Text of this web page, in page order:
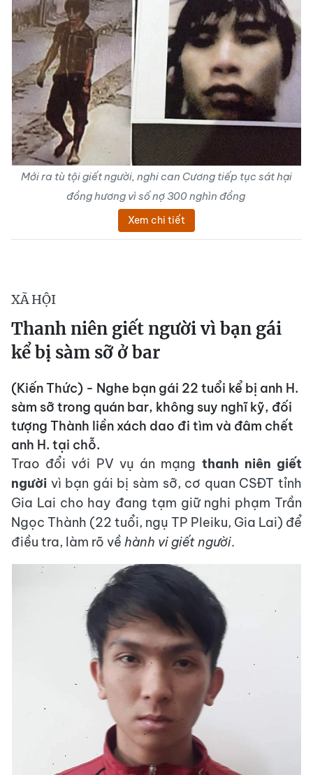
Mới ra tù tội giết người, nghi can Cương tiếp tục sát hại
đồng hương vì số nợ 300 nghìn đồng
Xem chi tiết
XÃ HỘI
Thanh niên giết người vì bạn gái
kể bị sàm sỡ ở bar
(Kiến Thức) - Nghe bạn gái 22 tuổi kể bị anh H.
sàm sỡ trong quán bar, không suy nghĩ kỹ, đối
tượng Thành liền xách dao đi tìm và đâm chết
anh H. tại chỗ.
Trao đổi với PV vụ án mạng thanh niên giết
người vì bạn gái bị sàm sỡ, cơ quan CSĐT tỉnh
Gia Lai cho hay đang tạm giữ nghi phạm Trần
Ngọc Thành (22 tuổi, ngụ TP Pleiku, Gia Lai) để
điều tra, làm rõ về hành vi giết người.